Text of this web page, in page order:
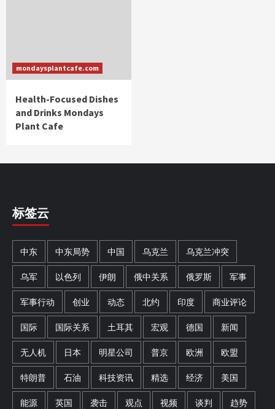
mondaysplantcafe.com
Health-Focused Dishes
and Drinks Mondays
Plant Cafe
标签云
中东 中东局势 中国 乌克兰 乌克兰冲突
乌军 以色列 伊朗 俄中关系 俄罗斯 军事
军事行动 创业 动态 北约 印度 商业评论
国际 国际关系 土耳其 宏观 德国 新闻
无人机 日本 明星公司 普京 欧洲 欧盟
特朗普 石油 科技资讯 精选 经济 美国
能源 英国 袭击 观点 视频 谈判 趋势